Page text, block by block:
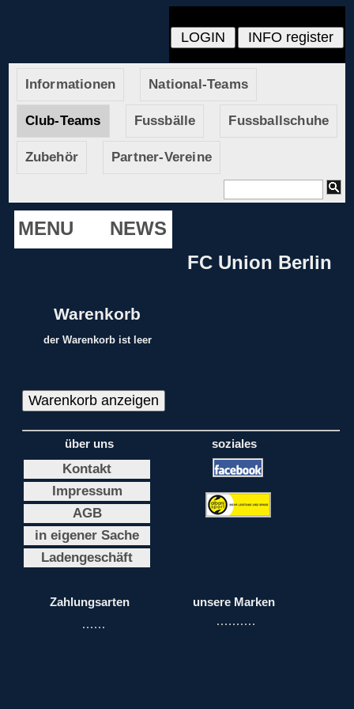
Informationen National-Teams
Club-Teams Fussbälle Fussballschuhe
Zubehör Partner-Vereine
MENU
NEWS
FC Union Berlin
Warenkorb
der Warenkorb ist leer
über uns
Kontakt
Impressum
AGB
in eigener Sache
Ladengeschäft
soziales
Zahlungsarten unsere Marken